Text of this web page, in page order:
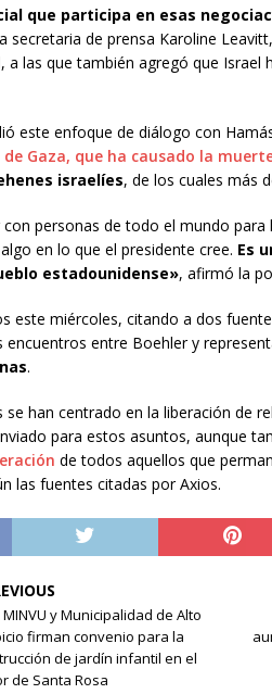
que participa en esas
secretaria de prensa Karoline
a las que también agregó que
este enfoque de diálogo con
de Gaza, que ha causado la
israelíes, de los cuales más
con personas de todo el mundo
en lo que el presidente cree. Es
estadounidense», afirmó la
este miércoles, citando a dos
encuentros entre Boehler y
.
se han centrado en la liberación de
para estos asuntos, aunque
de todos aquellos que
las fuentes citadas por Axios.
MINVU y Municipalidad de Alto
firman convenio para la
de jardín infantil en el
de Santa Rosa